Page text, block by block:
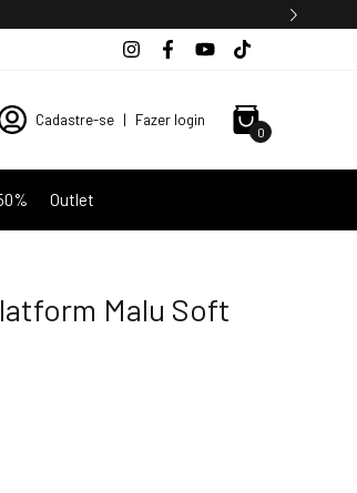
Cadastre-se | Fazer login
0
Outlet
Malu Soft